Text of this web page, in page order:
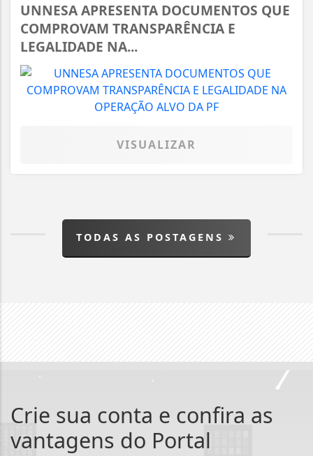
UNNESA APRESENTA DOCUMENTOS QUE
COMPROVAM TRANSPARÊNCIA E
LEGALIDADE NA...
VISUALIZAR
TODAS AS POSTAGENS
Crie sua conta e confira as
vantagens do Portal